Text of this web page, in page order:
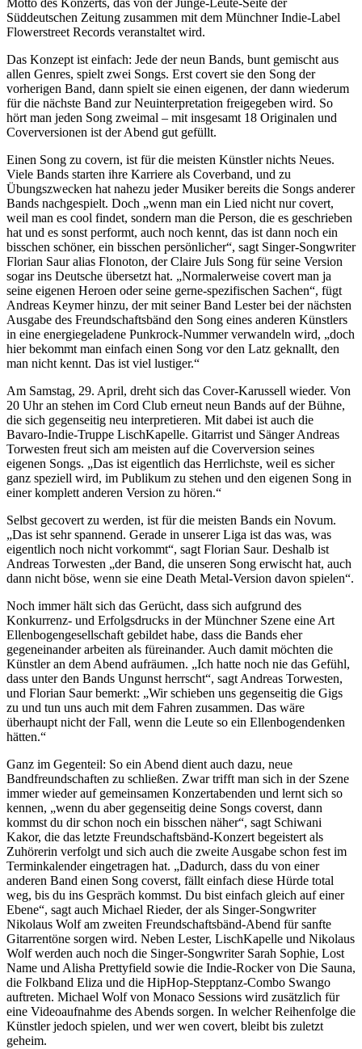
Motto des Konzerts, das von der Junge-Leute-Seite der
Süddeutschen Zeitung zusammen mit dem Münchner Indie-Label
Flowerstreet Records veranstaltet wird.
Das Konzept ist einfach: Jede der neun Bands, bunt gemischt aus
allen Genres, spielt zwei Songs. Erst covert sie den Song der
vorherigen Band, dann spielt sie einen eigenen, der dann wiederum
für die nächste Band zur Neuinterpretation freigegeben wird. So
hört man jeden Song zweimal – mit insgesamt 18 Originalen und
Coverversionen ist der Abend gut gefüllt.
Einen Song zu covern, ist für die meisten Künstler nichts Neues.
Viele Bands starten ihre Karriere als Coverband, und zu
Übungszwecken hat nahezu jeder Musiker bereits die Songs anderer
Bands nachgespielt. Doch „wenn man ein Lied nicht nur covert,
weil man es cool findet, sondern man die Person, die es geschrieben
hat und es sonst performt, auch noch kennt, das ist dann noch ein
bisschen schöner, ein bisschen persönlicher“, sagt Singer-Songwriter
Florian Saur alias Flonoton, der Claire Juls Song für seine Version
sogar ins Deutsche übersetzt hat. „Normalerweise covert man ja
seine eigenen Heroen oder seine gerne-spezifischen Sachen“, fügt
Andreas Keymer hinzu, der mit seiner Band Lester bei der nächsten
Ausgabe des Freundschaftsbänd den Song eines anderen Künstlers
in eine energiegeladene Punkrock-Nummer verwandeln wird, „doch
hier bekommt man einfach einen Song vor den Latz geknallt, den
man nicht kennt. Das ist viel lustiger.“
Am Samstag, 29. April, dreht sich das Cover-Karussell wieder. Von
20 Uhr an stehen im Cord Club erneut neun Bands auf der Bühne,
die sich gegenseitig neu interpretieren. Mit dabei ist auch die
Bavaro-Indie-Truppe LischKapelle. Gitarrist und Sänger Andreas
Torwesten freut sich am meisten auf die Coverversion seines
eigenen Songs. „Das ist eigentlich das Herrlichste, weil es sicher
ganz speziell wird, im Publikum zu stehen und den eigenen Song in
einer komplett anderen Version zu hören.“
Selbst gecovert zu werden, ist für die meisten Bands ein Novum.
„Das ist sehr spannend. Gerade in unserer Liga ist das was, was
eigentlich noch nicht vorkommt“, sagt Florian Saur. Deshalb ist
Andreas Torwesten „der Band, die unseren Song erwischt hat, auch
dann nicht böse, wenn sie eine Death Metal-Version davon spielen“.
Noch immer hält sich das Gerücht, dass sich aufgrund des
Konkurrenz- und Erfolgsdrucks in der Münchner Szene eine Art
Ellenbogengesellschaft gebildet habe, dass die Bands eher
gegeneinander arbeiten als füreinander. Auch damit möchten die
Künstler an dem Abend aufräumen. „Ich hatte noch nie das Gefühl,
dass unter den Bands Ungunst herrscht“, sagt Andreas Torwesten,
und Florian Saur bemerkt: „Wir schieben uns gegenseitig die Gigs
zu und tun uns auch mit dem Fahren zusammen. Das wäre
überhaupt nicht der Fall, wenn die Leute so ein Ellenbogendenken
hätten.“
Ganz im Gegenteil: So ein Abend dient auch dazu, neue
Bandfreundschaften zu schließen. Zwar trifft man sich in der Szene
immer wieder auf gemeinsamen Konzertabenden und lernt sich so
kennen, „wenn du aber gegenseitig deine Songs coverst, dann
kommst du dir schon noch ein bisschen näher“, sagt Schiwani
Kakor, die das letzte Freundschaftsbänd-Konzert begeistert als
Zuhörerin verfolgt und sich auch die zweite Ausgabe schon fest im
Terminkalender eingetragen hat. „Dadurch, dass du von einer
anderen Band einen Song coverst, fällt einfach diese Hürde total
weg, bis du ins Gespräch kommst. Du bist einfach gleich auf einer
Ebene“, sagt auch Michael Rieder, der als Singer-Songwriter
Nikolaus Wolf am zweiten Freundschaftsbänd-Abend für sanfte
Gitarrentöne sorgen wird. Neben Lester, LischKapelle und Nikolaus
Wolf werden auch noch die Singer-Songwriter Sarah Sophie, Lost
Name und Alisha Prettyfield sowie die Indie-Rocker von Die Sauna,
die Folkband Eliza und die HipHop-Stepptanz-Combo Swango
auftreten. Michael Wolf von Monaco Sessions wird zusätzlich für
eine Videoaufnahme des Abends sorgen. In welcher Reihenfolge die
Künstler jedoch spielen, und wer wen covert, bleibt bis zuletzt
geheim.